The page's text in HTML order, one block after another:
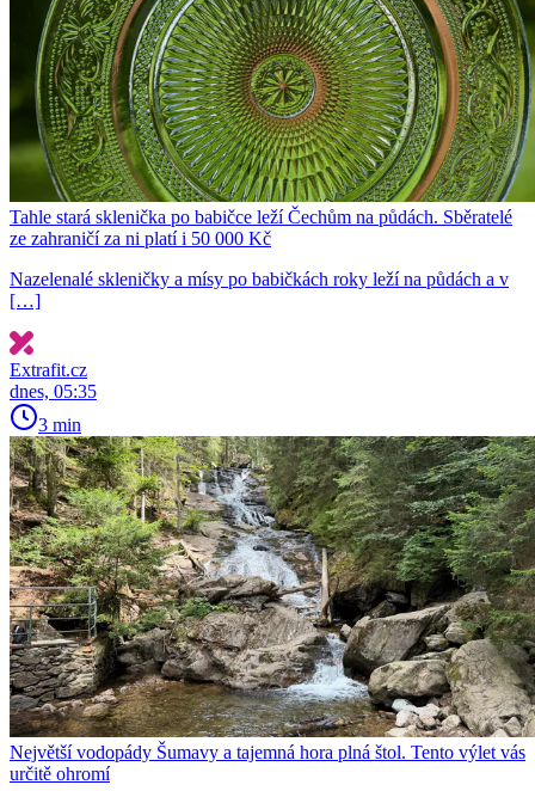
Tahle stará sklenička po babičce leží Čechům na půdách. Sběratelé
ze zahraničí za ni platí i 50 000 Kč
Nazelenalé skleničky a mísy po babičkách roky leží na půdách a v
[…]
Extrafit.cz
dnes, 05:35
3 min
Největší vodopády Šumavy a tajemná hora plná štol. Tento výlet vás
určitě ohromí